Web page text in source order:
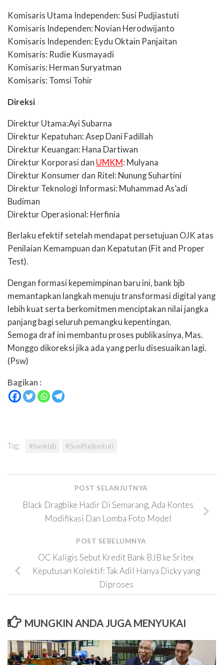
Komisaris Utama Independen: Susi Pudjiastuti
Komisaris Independen: Novian Herodwijanto
Komisaris Independen: Eydu Oktain Panjaitan
Komisaris: Rudie Kusmayadi
Komisaris: Herman Suryatman
Komisaris: Tomsi Tohir
Direksi
Direktur Utama:Ayi Subarna
Direktur Kepatuhan: Asep Dani Fadillah
Direktur Keuangan: Hana Dartiwan
Direktur Korporasi dan UMKM: Mulyana
Direktur Konsumer dan Ritel: Nunung Suhartini
Direktur Teknologi Informasi: Muhammad As’adi
Budiman
Direktur Operasional: Herfinia
Berlaku efektif setelah mendapat persetujuan OJK atas
Penilaian Kemampuan dan Kepatutan (Fit and Proper
Test).
Dengan formasi kepemimpinan baru ini, bank bjb
memantapkan langkah menuju transformasi digital yang
lebih kuat serta berkomitmen menciptakan nilai jangka
panjang bagi seluruh pemangku kepentingan.
Semoga draf ini membantu proses publikasinya, Mas.
Monggo dikoreksi jika ada yang perlu disesuaikan lagi.
(Psw)
Bagikan :
Tag: #bankbjb #SusiPudjiastuti
POST SELANJUTNYA
Black Dragbike Hadir Di Semarang, Ada Kontes
Modifikasi Dan Lomba Foto Model
POST SEBELUMNYA
OC Kaligis Sebut Kredit Bank BJB ke Sritex
Keputusan Kolektif: Tak Adil Hanya Dicky yang
Diproses
MUNGKIN ANDA JUGA MENYUKAI